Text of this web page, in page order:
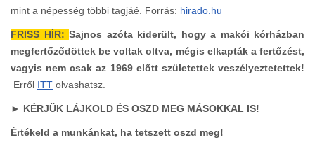
mint a népesség többi tagjáé. Forrás: hirado.hu
FRISS HÍR: Sajnos azóta kiderült, hogy a makói kórházban
megfertőződöttek be voltak oltva, mégis elkapták a fertőzést,
vagyis nem csak az 1969 előtt születettek veszélyeztetettek!
Erről ITT olvashatsz.
► KÉRJÜK LÁJKOLD ÉS OSZD MEG MÁSOKKAL IS!
Értékeld a munkánkat, ha tetszett oszd meg!